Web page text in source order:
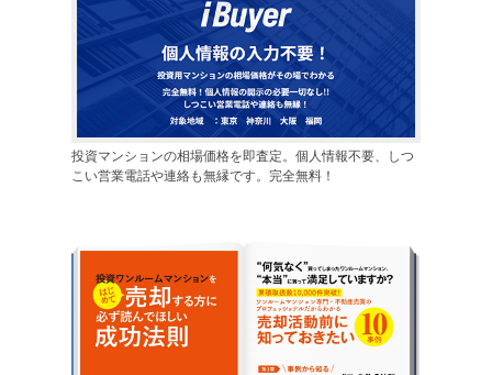
投資マンションの相場価格を即査定。個人情報不要、しつ
こい営業電話や連絡も無縁です。完全無料！